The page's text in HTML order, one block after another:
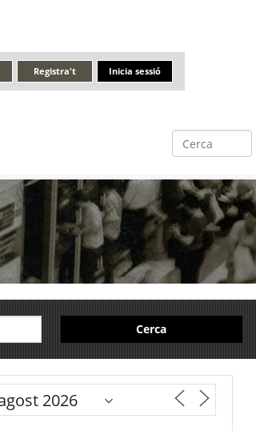
Inicia sessió
Registra't
Cerca